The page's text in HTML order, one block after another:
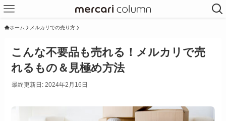
ホーム メルカリでの売り方
こんな不要品も売れる！メルカリで売
れるもの＆見極め方法
最終更新日: 2024年2月16日